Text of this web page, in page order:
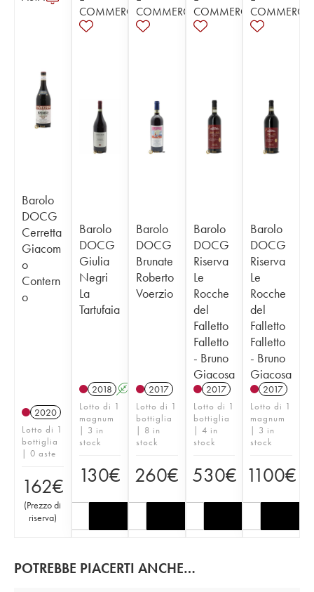
Barolo
DOCG
Cerretta
Giacom
o
Contern
o
2020
Lotto di 1
bottiglia
| 0 aste
162€
(Prezzo di
riserva)
COMMERCE
Barolo
DOCG
Giulia
Negri
La
Tartufaia
2018 A
Lotto di 1
magnum
| 3 in
stock
130€
COMMERCE
Barolo
DOCG
Brunate
Roberto
Voerzio
2017
Lotto di 1
bottiglia
| 8 in
stock
260€
COMMERCE
Barolo
DOCG
Riserva
Le
Rocche
del
Falletto
Falletto
- Bruno
Giacosa
2017
Lotto di 1
bottiglia
| 4 in
stock
530€
COMMERCE
Barolo
DOCG
Riserva
Le
Rocche
del
Falletto
Falletto
- Bruno
Giacosa
2017
Lotto di 1
magnum
| 3 in
stock
1100€
POTREBBE PIACERTI ANCHE…